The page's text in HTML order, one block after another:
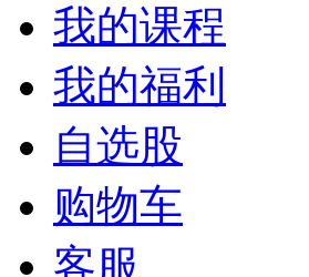
我的课程
我的福利
自选股
购物车
客服